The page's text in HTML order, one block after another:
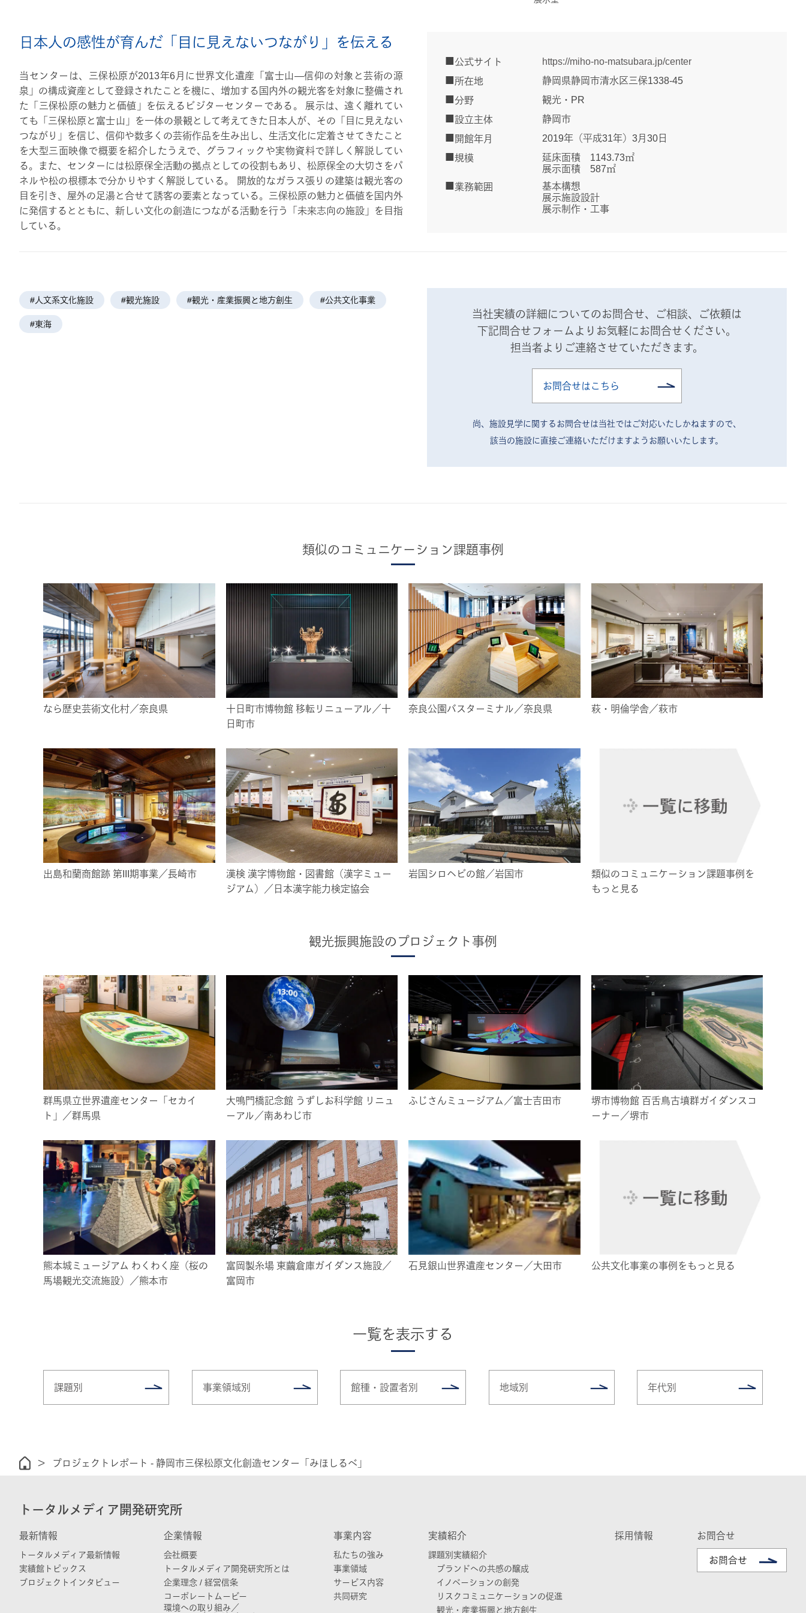
日本人の感性が育んだ「目に見えないつながり」を伝える
当センターは、三保松原が2013年6月に世界文化遺産「富士山―信仰の対象と芸術の源
泉」の構成資産として登録されたことを機に、増加する国内外の観光客を対象に整備され
た「三保松原の魅力と価値」を伝えるビジターセンターである。 展示は、遠く離れてい
ても「三保松原と富士山」を一体の景観として考えてきた日本人が、その「目に見えない
つながり」を信じ、信仰や数多くの芸術作品を生み出し、生活文化に定着させてきたこと
を大型三面映像で概要を紹介したうえで、グラフィックや実物資料で詳しく解説してい
る。また、センターには松原保全活動の拠点としての役割もあり、松原保全の大切さをパ
ネルや松の根標本で分かりやすく解説している。 開放的なガラス張りの建築は観光客の
目を引き、屋外の足湯と合せて誘客の要素となっている。三保松原の魅力と価値を国内外
に発信するとともに、新しい文化の創造につながる活動を行う「未来志向の施設」を目指
している。
公式サイト
https://miho-no-matsubara.jp/center
所在地
静岡県静岡市清水区三保1338-45
分野
観光・PR
設立主体
静岡市
開館年月
2019年（平成31年）3月30日
規模
延床面積 1143.73㎡
展示面積 587㎡
業務範囲
基本構想
展示施設設計
展示制作・工事
#人文系文化施設 #観光施設 #観光・産業振興と地方創生 #公共文化事業
#東海
当社実績の詳細についてのお問合せ、ご相談、ご依頼は
下記問合せフォームよりお気軽にお問合せください。
担当者よりご連絡させていただきます。
お問合せはこちら
尚、施設見学に関するお問合せは当社ではご対応いたしかねますので、
該当の施設に直接ご連絡いただけますようお願いいたします。
類似のコミュニケーション課題事例
なら歴史芸術文化村／奈良県
十日町市博物館 移転リニューアル／十
日町市
奈良公園バスターミナル／奈良県 萩・明倫学舎／萩市
出島和蘭商館跡 第III期事業／長崎市
漢検 漢字博物館・図書館（漢字ミュー
ジアム）／日本漢字能力検定協会
岩国シロヘビの館／岩国市
類似のコミュニケーション課題事例を
もっと見る
観光振興施設のプロジェクト事例
群馬県立世界遺産センター「セカイ
ト」／群馬県
大鳴門橋記念館 うずしお科学館 リニュ
ーアル／南あわじ市
ふじさんミュージアム／富士吉田市
堺市博物館 百舌鳥古墳群ガイダンスコ
ーナー／堺市
熊本城ミュージアム わくわく座（桜の
馬場観光交流施設）／熊本市
富岡製糸場 東繭倉庫ガイダンス施設／
富岡市
石見銀山世界遺産センター／大田市 公共文化事業の事例をもっと見る
一覧を表示する
課題別 事業領域別 館種・設置者別 地域別 年代別
プロジェクトレポート - 静岡市三保松原文化創造センター「みほしるべ」
トータルメディア開発研究所
最新情報
トータルメディア最新情報
実績館トピックス
プロジェクトインタビュー
企業情報
会社概要
トータルメディア開発研究所とは
企業理念 / 経営信条
コーポレートムービー
環境への取り組み／
事業内容
私たちの強み
事業領域
サービス内容
共同研究
実績紹介
課題別実績紹介
ブランドへの共感の醸成
イノベーションの創発
リスクコミュニケーションの促進
観光・産業振興と地方創生
採用情報 お問合せ